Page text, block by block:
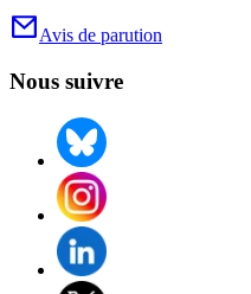
Avis de parution
Nous suivre